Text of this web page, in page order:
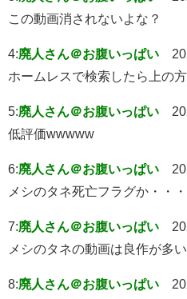
この動画消されないよな？
4:廃人さん＠お腹いっぱい
ホームレスで検索したら上の
5:廃人さん＠お腹いっぱい
低評価wwwww
6:廃人さん＠お腹いっぱい
メシのタネ死亡フラグか・・・
7:廃人さん＠お腹いっぱい
メシのタネの動画は良作が多
8:廃人さん＠お腹いっぱい